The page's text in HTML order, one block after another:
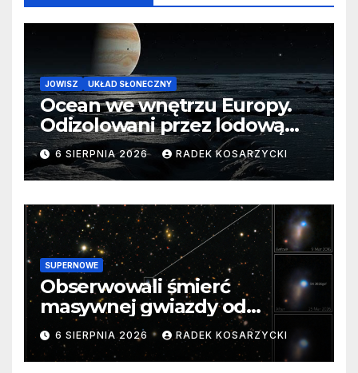
JOWISZ UKŁAD SŁONECZNY
Ocean we wnętrzu Europy.
Odizolowani przez lodową
barierę
6 SIERPNIA 2026 RADEK KOSARZYCKI
SUPERNOWE
Obserwowali śmierć
masywnej gwiazdy od
samego początku. Niezwykle
cenne dane
6 SIERPNIA 2026 RADEK KOSARZYCKI